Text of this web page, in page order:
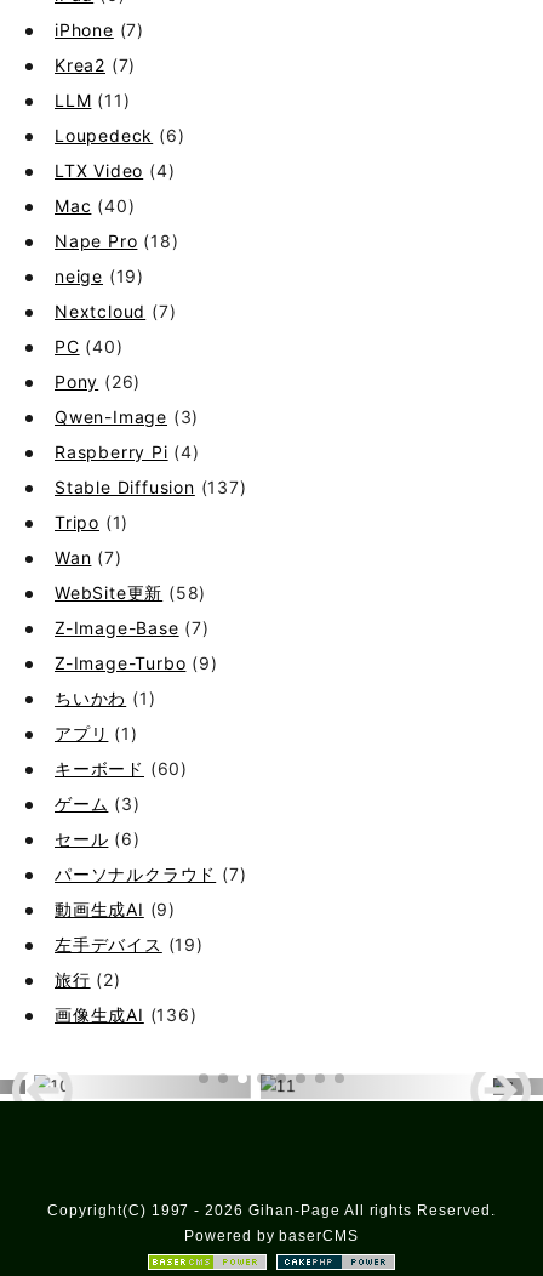
iPhone (7)
Krea2 (7)
LLM (11)
Loupedeck (6)
LTX Video (4)
Mac (40)
Nape Pro (18)
neige (19)
Nextcloud (7)
PC (40)
Pony (26)
Qwen-Image (3)
Raspberry Pi (4)
Stable Diffusion (137)
Tripo (1)
Wan (7)
WebSite更新 (58)
Z-Image-Base (7)
Z-Image-Turbo (9)
ちいかわ (1)
アプリ (1)
キーボード (60)
ゲーム (3)
セール (6)
パーソナルクラウド (7)
動画生成AI (9)
左手デバイス (19)
旅行 (2)
画像生成AI (136)
Copyright(C) 1997 - 2026 Gihan-Page All rights Reserved.
Powered by baserCMS